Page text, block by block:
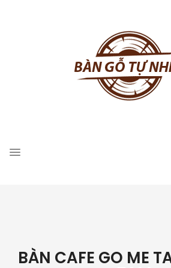
BÀN CAFE GO ME